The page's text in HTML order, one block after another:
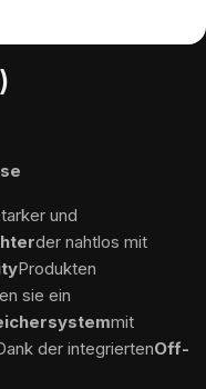
und
der nahtlos mit
Produkten
sie ein
mit
der integriertenOff-